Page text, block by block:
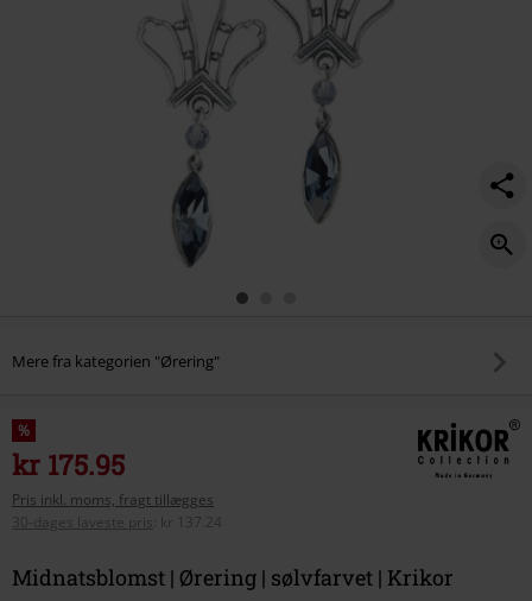
Mere fra kategorien "Ørering"
%
kr 175.95
Pris inkl. moms, fragt tillægges
30-dages laveste pris
kr 137.24
Midnatsblomst | Ørering | sølvfarvet | Krikor